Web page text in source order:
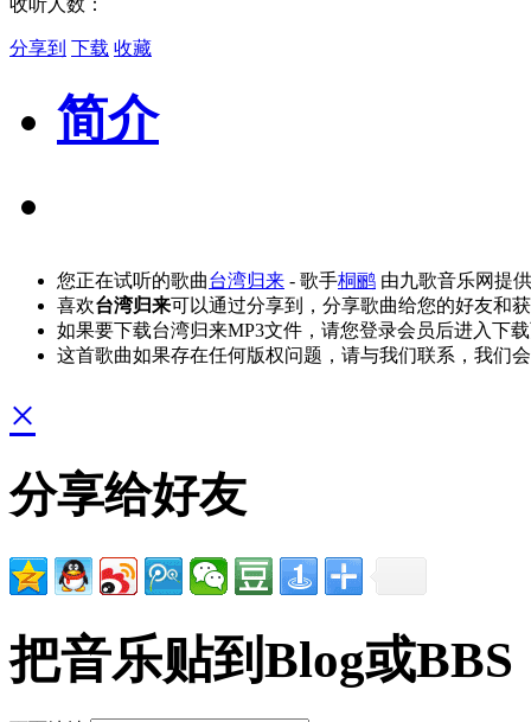
分享到 下载 收藏
简介
您正在试听的歌曲台湾归来 - 歌手桐鹂 由九歌音乐网提
喜欢台湾归来可以通过分享到，分享歌曲给您的好友和
如果要下载台湾归来MP3文件，请您登录会员后进入下
这首歌曲如果存在任何版权问题，请与我们联系，我们
×
分享给好友
把音乐贴到Blog或BBS